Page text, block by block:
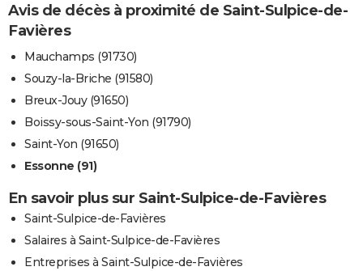
Avis de décès à proximité de Saint-Sulpice-de-
Favières
Mauchamps (91730)
Souzy-la-Briche (91580)
Breux-Jouy (91650)
Boissy-sous-Saint-Yon (91790)
Saint-Yon (91650)
Essonne (91)
En savoir plus sur Saint-Sulpice-de-Favières
Saint-Sulpice-de-Favières
Salaires à Saint-Sulpice-de-Favières
Entreprises à Saint-Sulpice-de-Favières